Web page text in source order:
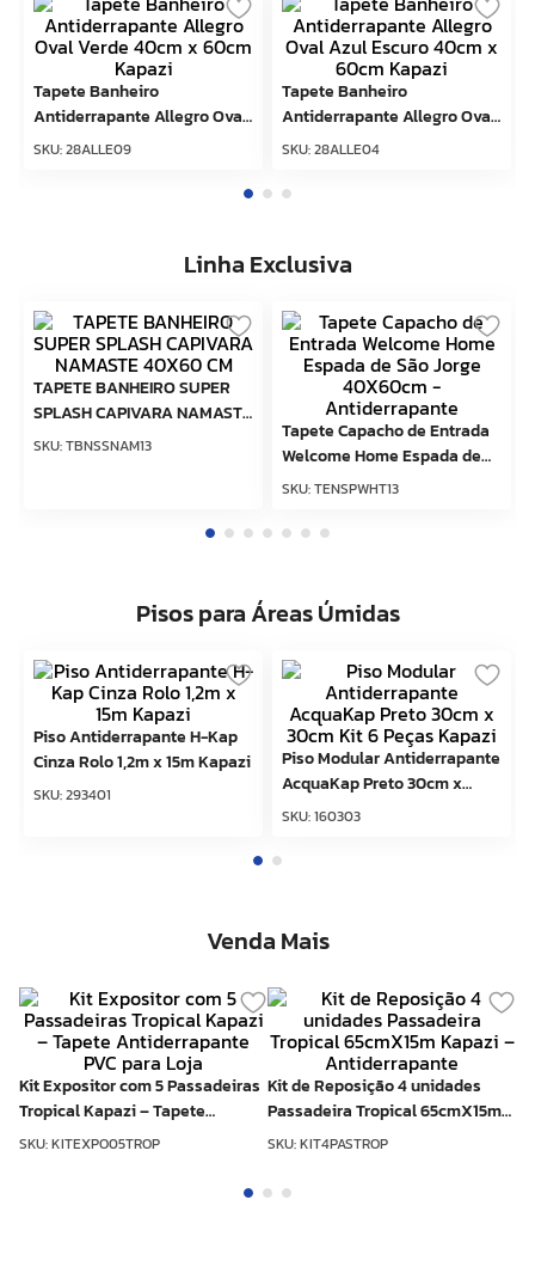
Tapete Banheiro
Antiderrapante Allegro Oval
Verde 40cm x 60cm Kapazi
SKU:28ALLE09
Tapete Banheiro
Antiderrapante Allegro Oval
Azul Escuro 40cm x 60cm
SKU:28ALLE04
Linha Exclusiva
TAPETE BANHEIRO SUPER
SPLASH CAPIVARA NAMASTE
40X60 CM
SKU:TBNSSNAM13
Tapete Capacho de Entrada
Welcome Home Espada de
São Jorge 40X60cm -
SKU:TENSPWHT13
Pisos para Áreas Úmidas
Piso Antiderrapante H-Kap
Cinza Rolo 1,2m x 15m Kapazi
SKU:293401
Piso Modular Antiderrapante
AcquaKap Preto 30cm x
30cm Kit 6 Peças Kapazi
SKU:160303
Venda Mais
Kit Expositor com 5 Passadeiras
Tropical Kapazi – Tapete
Antiderrapante PVC para Loja
SKU:KITEXPO05TROP
Kit de Reposição 4 unidades
Passadeira Tropical 65cmX15m
Kapazi – Antiderrapante
SKU:KIT4PASTROP